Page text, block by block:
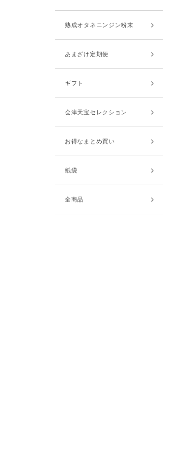
熟成オタネニンジン粉末
あまざけ定期便
ギフト
会津天宝セレクション
お得なまとめ買い
紙袋
全商品